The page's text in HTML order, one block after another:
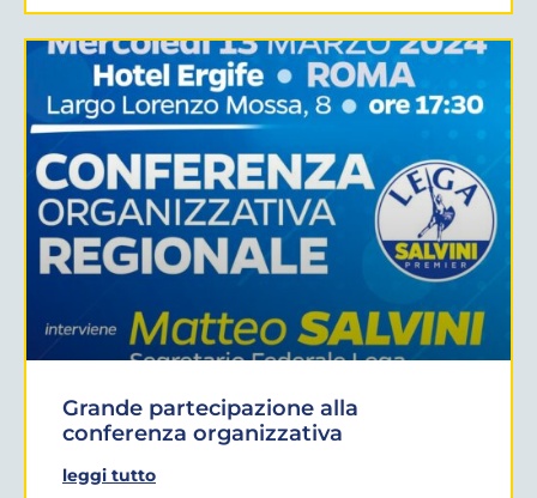
Grande partecipazione alla
conferenza organizzativa
leggi tutto